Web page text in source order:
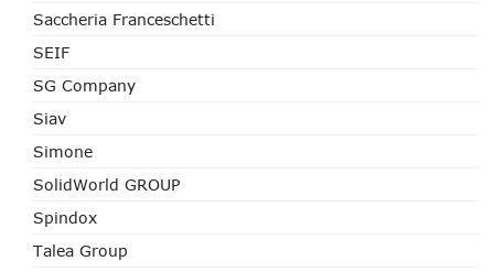
Saccheria Franceschetti
SEIF
SG Company
Siav
Simone
SolidWorld GROUP
Spindox
Talea Group